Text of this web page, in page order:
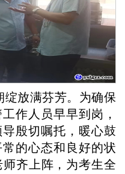
放满芬芳。为确保
作人员早早到岗，
殷切嘱托，暖心鼓
的心态和良好的状
齐上阵，为考生全